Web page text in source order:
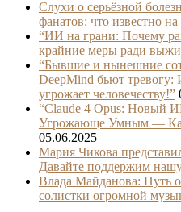
Слухи о серьёзной
фанатов: что известно
“ИИ на грани: Почему
крайние меры ради
“Бывшие и нынешние
DeepMind бьют тревогу:
угрожает человечеству!”
“Claude 4 Opus: Новый
Угрожающе Умным —
05.06.2025
Мария Чикова
Давайте поддержим нашу
Влада Майданова: Путь
солистки огромной